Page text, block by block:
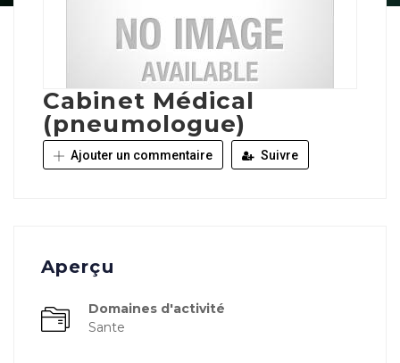
Cabinet Médical
(pneumologue)
Ajouter un commentaire Suivre
Aperçu
Domaines d'activité
Sante